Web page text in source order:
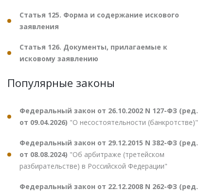
Статья 125. Форма и содержание искового
заявления
Статья 126. Документы, прилагаемые к
исковому заявлению
Популярные законы
Федеральный закон от 26.10.2002 N 127-ФЗ (ред.
от 09.04.2026) "О несостоятельности (банкротстве)"
Федеральный закон от 29.12.2015 N 382-ФЗ (ред.
от 08.08.2024) "Об арбитраже (третейском
разбирательстве) в Российской Федерации"
Федеральный закон от 22.12.2008 N 262-ФЗ (ред.